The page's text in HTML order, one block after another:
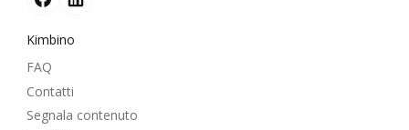
Kimbino
FAQ
Contatti
Segnala contenuto